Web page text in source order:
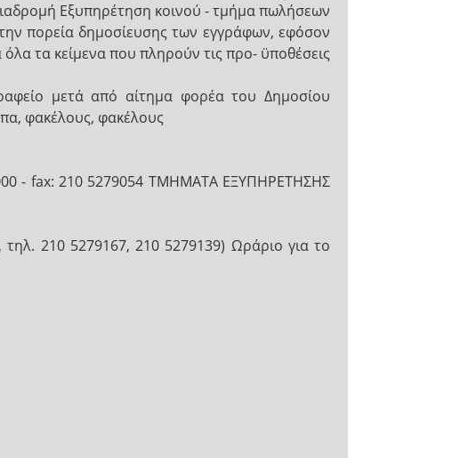
Εξυπηρέτηση κοινού - τμήμα πωλήσεων
πορεία δημοσίευσης των εγγράφων, εφόσον
τα κείμενα που πληρούν τις προ- ϋποθέσεις
μετά από αίτημα φορέα του Δημοσίου
φακέλους, φακέλους
- fax: 210 5279054 ΤΜΗΜΑΤΑ ΕΞΥΠΗΡΕΤΗΣΗΣ
210 5279167, 210 5279139) Ωράριο για το